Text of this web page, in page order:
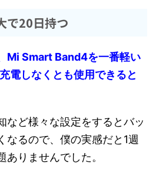
で20日持つ
Mi Smart Band4を一番軽い
電しなくとも使用できると
など様々な設定をするとバッ
なるので、僕の実感だと1週
りませんでした。